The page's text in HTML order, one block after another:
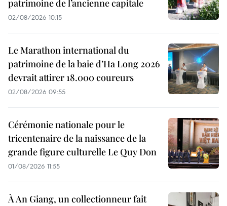
patrimoine de l’ancienne capitale
02/08/2026 10:15
Le Marathon international du
patrimoine de la baie d’Ha Long 2026
devrait attirer 18.000 coureurs
02/08/2026 09:55
Cérémonie nationale pour le
tricentenaire de la naissance de la
grande figure culturelle Le Quy Don
01/08/2026 11:55
À An Giang, un collectionneur fait